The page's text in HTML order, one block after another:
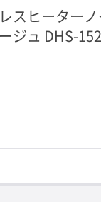
スヒーター
ジュ DHS-